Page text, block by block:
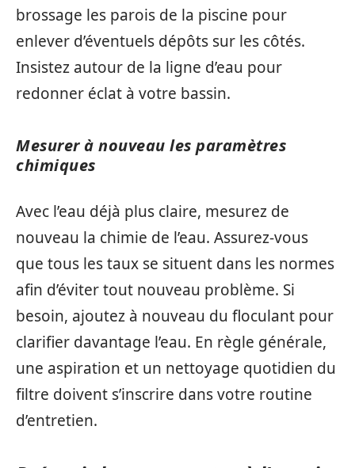
brossage les parois de la piscine pour
enlever d’éventuels dépôts sur les côtés.
Insistez autour de la ligne d’eau pour
redonner éclat à votre bassin.
Mesurer à nouveau les paramètres
chimiques
Avec l’eau déjà plus claire, mesurez de
nouveau la chimie de l’eau. Assurez-vous
que tous les taux se situent dans les normes
afin d’éviter tout nouveau problème. Si
besoin, ajoutez à nouveau du floculant pour
clarifier davantage l’eau. En règle générale,
une aspiration et un nettoyage quotidien du
filtre doivent s’inscrire dans votre routine
d’entretien.